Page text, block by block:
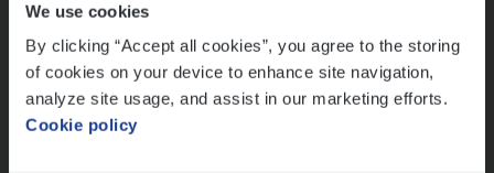
We use cookies
By clicking “Accept all cookies”, you agree to the storing
of cookies on your device to enhance site navigation,
analyze site usage, and assist in our marketing efforts.
Cookie policy
IT, Change & Innovation
People Management
Sales Management
Loca­tie
versterken
Mathias houdt van diepgaande dossiers én droge
humor
Thalia zoekt graag oplossingen, in games én op het
werk